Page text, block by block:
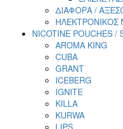
ΔΙΑΦΟΡΑ /
ΗΛΕΚΤΡΟΝΙΚΟΣ
NICOTINE POUCHES /
AROMA KING
CUBA
GRANT
ICEBERG
IGNITE
KILLA
KURWA
LIPS